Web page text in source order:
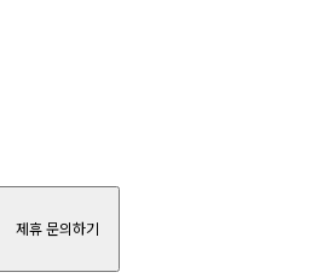
제휴 문의하기